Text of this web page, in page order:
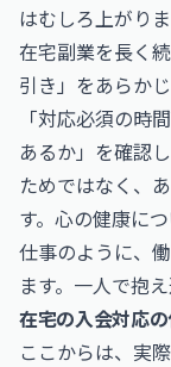
はむしろ上がりま
在宅副業を長く
引き」をあらか
「対応必須の時
あるか」を確認
ためではなく、
す。心の健康につ
仕事のように、
ます。一人で抱
在宅の入会対応
ここからは、実